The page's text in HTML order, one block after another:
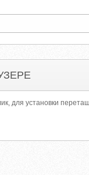
для установки